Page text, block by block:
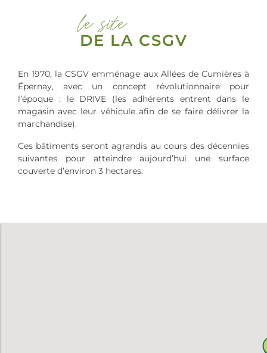
le site
DE LA CSGV
En 1970, la CSGV emménage aux Allées de Cumières à
Épernay, avec un concept révolutionnaire pour
l’époque : le DRIVE (les adhérents entrent dans le
magasin avec leur véhicule afin de se faire délivrer la
marchandise).
Ces bâtiments seront agrandis au cours des décennies
suivantes pour atteindre aujourd’hui une surface
couverte d’environ 3 hectares.